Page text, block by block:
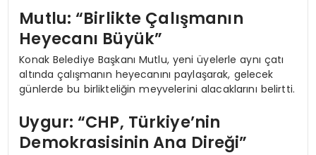
Mutlu: “Birlikte Çalışmanın
Heyecanı Büyük”
Konak Belediye Başkanı Mutlu, yeni üyelerle aynı çatı
altında çalışmanın heyecanını paylaşarak, gelecek
günlerde bu birlikteliğin meyvelerini alacaklarını belirtti.
Uygur: “CHP, Türkiye’nin
Demokrasisinin Ana Direği”